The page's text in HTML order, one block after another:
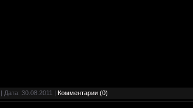
| Дата: 30.08.2011 | Комментарии (0)